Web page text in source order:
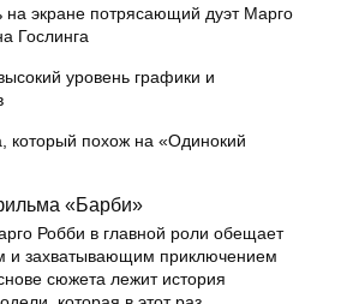
на экране потрясающий дуэт Марго
Гослинга
уровень графики и
похож на «Одинокий
«Барби»
Робби в главной роли обещает
и захватывающим приключением
сюжета лежит история